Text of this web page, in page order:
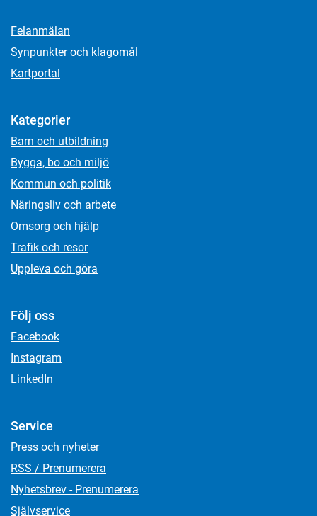
Felanmälan
Synpunkter och klagomål
Kartportal
Kategorier
Barn och utbildning
Bygga, bo och miljö
Kommun och politik
Näringsliv och arbete
Omsorg och hjälp
Trafik och resor
Uppleva och göra
Följ oss
Facebook
Instagram
LinkedIn
Service
Press och nyheter
RSS / Prenumerera
Nyhetsbrev - Prenumerera
Självservice